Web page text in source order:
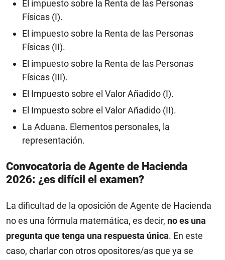
El impuesto sobre la Renta de las Personas
Físicas (I).
El impuesto sobre la Renta de las Personas
Físicas (II).
El impuesto sobre la Renta de las Personas
Físicas (III).
El Impuesto sobre el Valor Añadido (I).
El Impuesto sobre el Valor Añadido (II).
La Aduana. Elementos personales, la
representación.
Convocatoria de Agente de Hacienda
2026: ¿es difícil el examen?
La dificultad de la oposición de Agente de Hacienda
no es una fórmula matemática, es decir, no es una
pregunta que tenga una respuesta única. En este
caso, charlar con otros opositores/as que ya se